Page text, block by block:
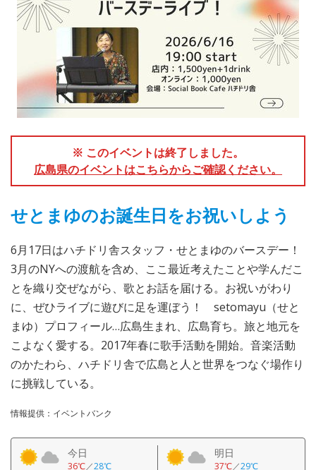
※ このイベントは終了しました。
広島県のイベントはこちらからご確認ください。
せとまゆのお誕生日をお祝いしよう
6月17日はハチドリ舎スタッフ・せとまゆのバースデー！
3月のNYへの渡航を含め、ここ最近考えたことや学んだこ
とを織り交ぜながら、歌とお話を届ける。お祝いがわり
に、ぜひライブに遊びに足を運ぼう！ setomayu（せと
まゆ）プロフィール…広島生まれ、広島育ち。旅と地元を
こよなく愛する。2017年春に歌手活動を開始。音楽活動
のかたわら、ハチドリ舎で広島と人と世界をつなぐ場作り
に挑戦している。
情報提供：イベントバンク
今日
36℃／28℃
明日
37℃／29℃